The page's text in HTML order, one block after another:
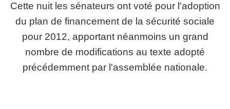
Cette nuit les sénateurs ont voté pour l'adoption
du plan de financement de la sécurité sociale
pour 2012, apportant néanmoins un grand
nombre de modifications au texte adopté
précédemment par l'assemblée nationale.